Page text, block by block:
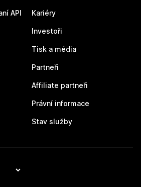
API Kariéry
Investoři
Tisk a média
Partneři
Affiliate partneři
Právní informace
Stav služby